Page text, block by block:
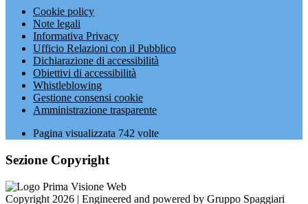
Cookie policy
Note legali
Informativa Privacy
Ufficio Relazioni con il Pubblico
Dichiarazione di accessibilità
Obiettivi di accessibilità
Whistleblowing
Gestione consensi cookie
Amministrazione trasparente
Pagina visualizzata 742 volte
Sezione Copyright
Copyright 2026 | Engineered and powered by Gruppo Spaggiari